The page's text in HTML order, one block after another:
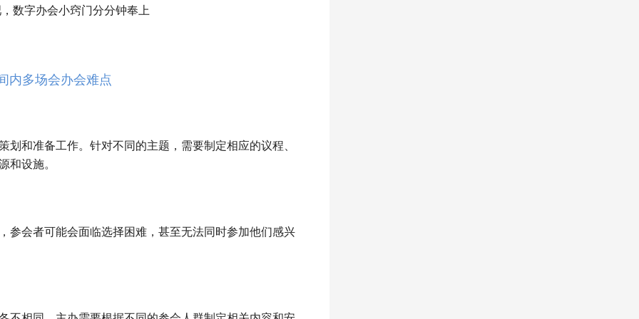
数字办会小窍门分分钟奉上
内多场会办会难点
和准备工作。针对不同的主题，需要制定相应的议程、
和设施。
参会者可能会面临选择困难，甚至无法同时参加他们感兴